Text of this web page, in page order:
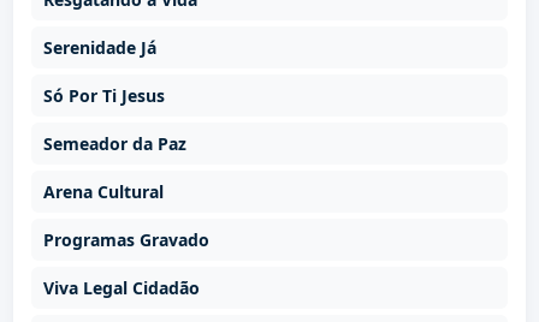
Serenidade Já
Só Por Ti Jesus
Semeador da Paz
Arena Cultural
Programas Gravado
Viva Legal Cidadão